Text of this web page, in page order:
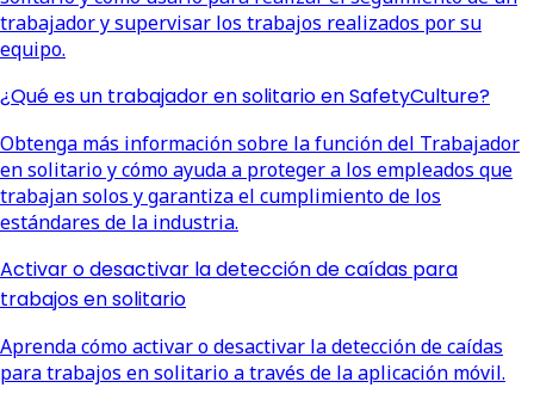
trabajador y supervisar los trabajos realizados por su
equipo.
¿Qué es un trabajador en solitario en SafetyCulture?
Obtenga más información sobre la función del Trabajador
en solitario y cómo ayuda a proteger a los empleados que
trabajan solos y garantiza el cumplimiento de los
estándares de la industria.
Activar o desactivar la detección de caídas para
trabajos en solitario
Aprenda cómo activar o desactivar la detección de caídas
para trabajos en solitario a través de la aplicación móvil.